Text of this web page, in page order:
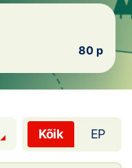
80 p
Kõik EP